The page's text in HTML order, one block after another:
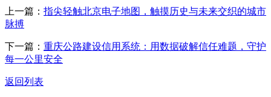
上一篇： 指尖轻触北京电子地图，触摸历史与未来交织的城市
脉搏
下一篇： 重庆公路建设信用系统：用数据破解信任难题，守护
每一公里安全
返回列表